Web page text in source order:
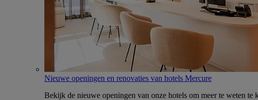
Nieuwe openingen en renovaties van hotels Mercure
Bekijk de nieuwe openingen van onze hotels om meer te weten te